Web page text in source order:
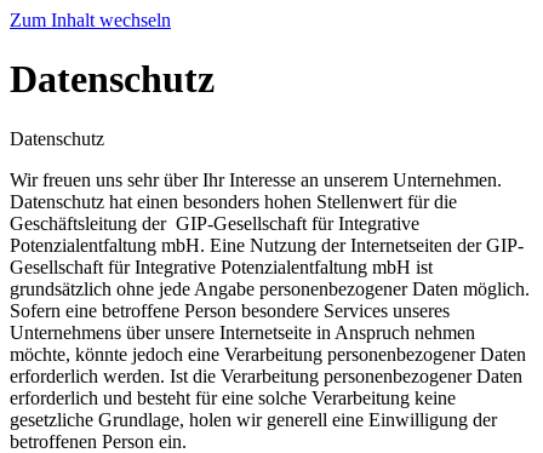
Zum Inhalt wechseln
Datenschutz
Datenschutz
Wir freuen uns sehr über Ihr Interesse an unserem Unternehmen.
Datenschutz hat einen besonders hohen Stellenwert für die
Geschäftsleitung der GIP-Gesellschaft für Integrative
Potenzialentfaltung mbH. Eine Nutzung der Internetseiten der GIP-
Gesellschaft für Integrative Potenzialentfaltung mbH ist
grundsätzlich ohne jede Angabe personenbezogener Daten möglich.
Sofern eine betroffene Person besondere Services unseres
Unternehmens über unsere Internetseite in Anspruch nehmen
möchte, könnte jedoch eine Verarbeitung personenbezogener Daten
erforderlich werden. Ist die Verarbeitung personenbezogener Daten
erforderlich und besteht für eine solche Verarbeitung keine
gesetzliche Grundlage, holen wir generell eine Einwilligung der
betroffenen Person ein.